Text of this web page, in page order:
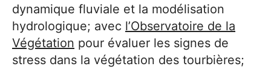
dynamique fluviale et la modélisation
hydrologique; avec l’Observatoire de la
Végétation pour évaluer les signes de
stress dans la végétation des tourbières;